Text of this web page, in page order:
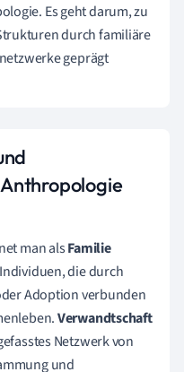
Es geht darum, zu
durch familiäre
geprägt
man alsFamilie
die durch
Adoption verbunden
Verwandtschaft
Netzwerk von
und